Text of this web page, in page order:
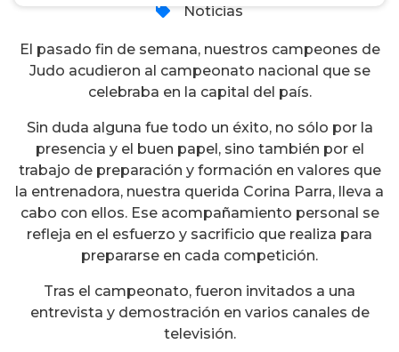
Noticias
El pasado fin de semana, nuestros campeones de
Judo acudieron al campeonato nacional que se
celebraba en la capital del país.
Sin duda alguna fue todo un éxito, no sólo por la
presencia y el buen papel, sino también por el
trabajo de preparación y formación en valores que
la entrenadora, nuestra querida Corina Parra, lleva a
cabo con ellos. Ese acompañamiento personal se
refleja en el esfuerzo y sacrificio que realiza para
prepararse en cada competición.
Tras el campeonato, fueron invitados a una
entrevista y demostración en varios canales de
televisión.